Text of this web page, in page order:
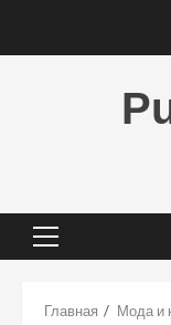
Основное
Главная
Мода и